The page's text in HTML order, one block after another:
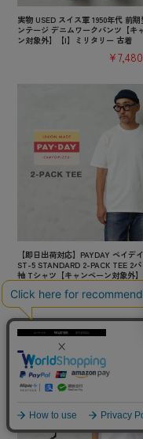
実物 USED スイス軍 1950年代 前期
ンテージ デニムワークパンツ【キ
ン対象外】【I】ミリタリー 古着
¥7,480
【即日出荷対応】PAYDAY ペイデイ
ST-5 STANDARD 2-PACK TEE 2パ
袖 Tシャツ【キャンペーン対象外
¥5,830